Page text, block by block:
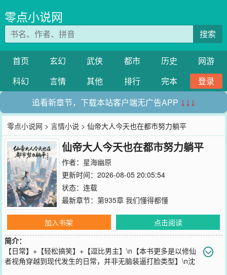
零点小说网
搜索
首页 玄幻 武侠 都市 历史
网游
科幻
言情 其他 排行 完本
登录
追看新章节，下载本站客户端无广告APP ↓↓↓
零点小说网 >言情小说 > 仙帝大人今天也在都市努力躺平
仙帝大人今天也在都市努力躺平
作者： 星海幽原
更新时间：2026-08-05 20:05:54
状态：连载
最新章节： 第935章 我们懂得都懂
加入书架
点击阅读
简介：
【日常】+【轻松搞笑】+【逗比男主】\n【本书更多是以修仙
者视角穿越到现代发生的日常，并非无脑装逼打脸类型】\n沈